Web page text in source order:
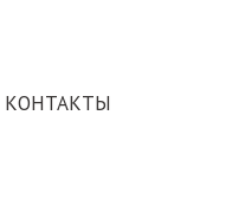
КОНТАКТЫ